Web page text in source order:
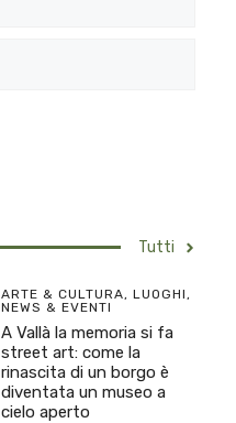
Tutti
ARTE & CULTURA, LUOGHI,
NEWS & EVENTI
A Vallà la memoria si fa
street art: come la
rinascita di un borgo è
diventata un museo a
cielo aperto